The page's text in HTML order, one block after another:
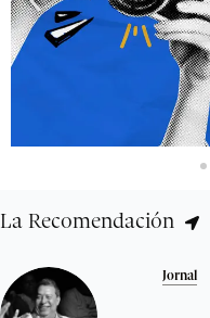
La Recomendación
Jornal